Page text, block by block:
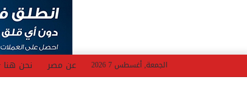
الجمعة, أغسطس 7 2026 عن مصر نحن هنا